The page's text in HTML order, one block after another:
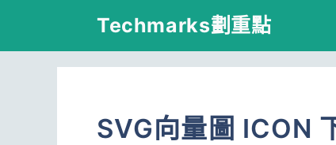
Techmarks劃重點
SVG向量圖 ICON